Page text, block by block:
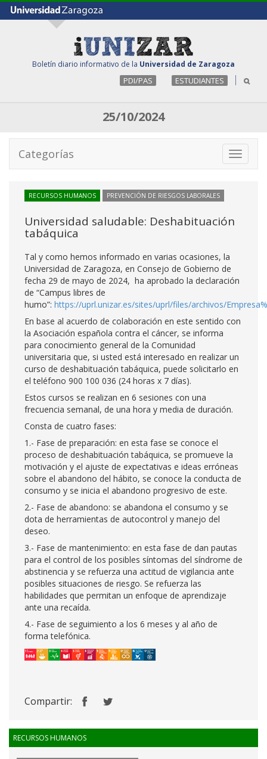
Boletín diario informativo de la Universidad de Zaragoza
PDI/PAS ESTUDIANTES
25/10/2024
Toggle
Categorías
RECURSOS HUMANOS PREVENCIÓN DE RIESGOS LABORALES
Universidad saludable: Deshabituación
tabáquica
Tal y como hemos informado en varias ocasiones, la
Universidad de Zaragoza, en Consejo de Gobierno de
fecha 29 de mayo de 2024, ha aprobado la declaración
de “Campus libres de
humo”: https://uprl.unizar.es/sites/uprl/files/archivos/
En base al acuerdo de colaboración en este sentido con
la Asociación española contra el cáncer, se informa
para conocimiento general de la Comunidad
universitaria que, si usted está interesado en realizar un
curso de deshabituación tabáquica, puede solicitarlo en
el teléfono 900 100 036 (24 horas x 7 días).
Estos cursos se realizan en 6 sesiones con una
frecuencia semanal, de una hora y media de duración.
Consta de cuatro fases:
1.- Fase de preparación: en esta fase se conoce el
proceso de deshabituación tabáquica, se promueve la
motivación y el ajuste de expectativas e ideas erróneas
sobre el abandono del hábito, se conoce la conducta de
consumo y se inicia el abandono progresivo de este.
2.- Fase de abandono: se abandona el consumo y se
dota de herramientas de autocontrol y manejo del
deseo.
3.- Fase de mantenimiento: en esta fase de dan pautas
para el control de los posibles síntomas del síndrome de
abstinencia y se refuerza una actitud de vigilancia ante
posibles situaciones de riesgo. Se refuerza las
habilidades que permitan un enfoque de aprendizaje
ante una recaída.
4.- Fase de seguimiento a los 6 meses y al año de
forma telefónica.
Compartir:
RECURSOS HUMANOS